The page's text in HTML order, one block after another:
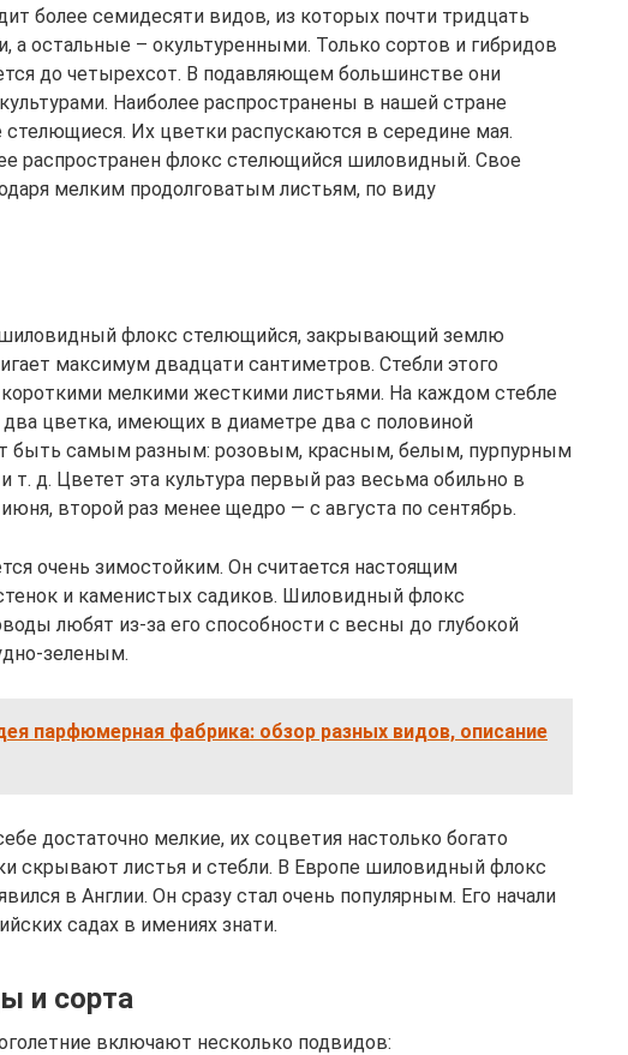
более семидесяти видов, из которых почти тридцать
а остальные – окультуренными. Только сортов и гибридов
до четырехсот. В подавляющем большинстве они
Наиболее распространены в нашей стране
Их цветки распускаются в середине мая.
распространен флокс стелющийся шиловидный. Свое
мелким продолговатым листьям, по виду
флокс стелющийся, закрывающий землю
максимум двадцати сантиметров. Стебли этого
мелкими жесткими листьями. На каждом стебле
цветка, имеющих в диаметре два с половиной
быть самым разным: розовым, красным, белым, пурпурным
т. д. Цветет эта культура первый раз весьма обильно в
второй раз менее щедро — с августа по сентябрь.
очень зимостойким. Он считается настоящим
и каменистых садиков. Шиловидный флокс
любят из-за его способности с весны до глубокой
зеленым.
парфюмерная фабрика: обзор разных видов, описание
достаточно мелкие, их соцветия настолько богато
скрывают листья и стебли. В Европе шиловидный флокс
в Англии. Он сразу стал очень популярным. Его начали
садах в имениях знати.
и сорта
включают несколько подвидов: